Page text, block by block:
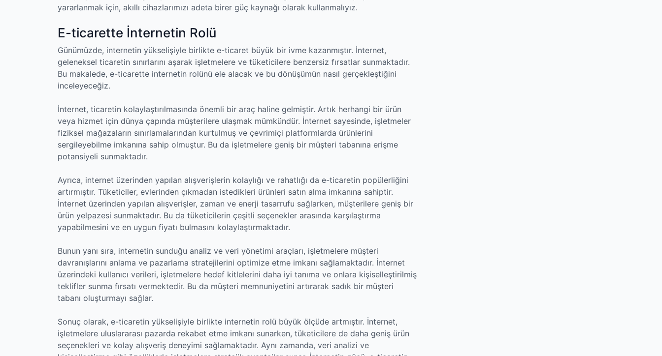
yararlanmak için, akıllı cihazlarımızı adeta birer güç kaynağı olarak kullanmalıyız.
E-ticarette İnternetin Rolü
Günümüzde, internetin yükselişiyle birlikte e-ticaret büyük bir ivme kazanmıştır. İnternet,
geleneksel ticaretin sınırlarını aşarak işletmelere ve tüketicilere benzersiz fırsatlar sunmaktadır.
Bu makalede, e-ticarette internetin rolünü ele alacak ve bu dönüşümün nasıl gerçekleştiğini
inceleyeceğiz.
İnternet, ticaretin kolaylaştırılmasında önemli bir araç haline gelmiştir. Artık herhangi bir ürün
veya hizmet için dünya çapında müşterilere ulaşmak mümkündür. İnternet sayesinde, işletmeler
fiziksel mağazaların sınırlamalarından kurtulmuş ve çevrimiçi platformlarda ürünlerini
sergileyebilme imkanına sahip olmuştur. Bu da işletmelere geniş bir müşteri tabanına erişme
potansiyeli sunmaktadır.
Ayrıca, internet üzerinden yapılan alışverişlerin kolaylığı ve rahatlığı da e-ticaretin popülerliğini
artırmıştır. Tüketiciler, evlerinden çıkmadan istedikleri ürünleri satın alma imkanına sahiptir.
İnternet üzerinden yapılan alışverişler, zaman ve enerji tasarrufu sağlarken, müşterilere geniş bir
ürün yelpazesi sunmaktadır. Bu da tüketicilerin çeşitli seçenekler arasında karşılaştırma
yapabilmesini ve en uygun fiyatı bulmasını kolaylaştırmaktadır.
Bunun yanı sıra, internetin sunduğu analiz ve veri yönetimi araçları, işletmelere müşteri
davranışlarını anlama ve pazarlama stratejilerini optimize etme imkanı sağlamaktadır. İnternet
üzerindeki kullanıcı verileri, işletmelere hedef kitlelerini daha iyi tanıma ve onlara kişiselleştirilmiş
teklifler sunma fırsatı vermektedir. Bu da müşteri memnuniyetini artırarak sadık bir müşteri
tabanı oluşturmayı sağlar.
Sonuç olarak, e-ticaretin yükselişiyle birlikte internetin rolü büyük ölçüde artmıştır. İnternet,
işletmelere uluslararası pazarda rekabet etme imkanı sunarken, tüketicilere de daha geniş ürün
seçenekleri ve kolay alışveriş deneyimi sağlamaktadır. Aynı zamanda, veri analizi ve